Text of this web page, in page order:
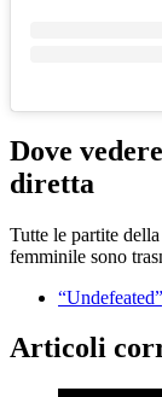
Dove
diretta
Tutte le partite
femminile sono
Articoli